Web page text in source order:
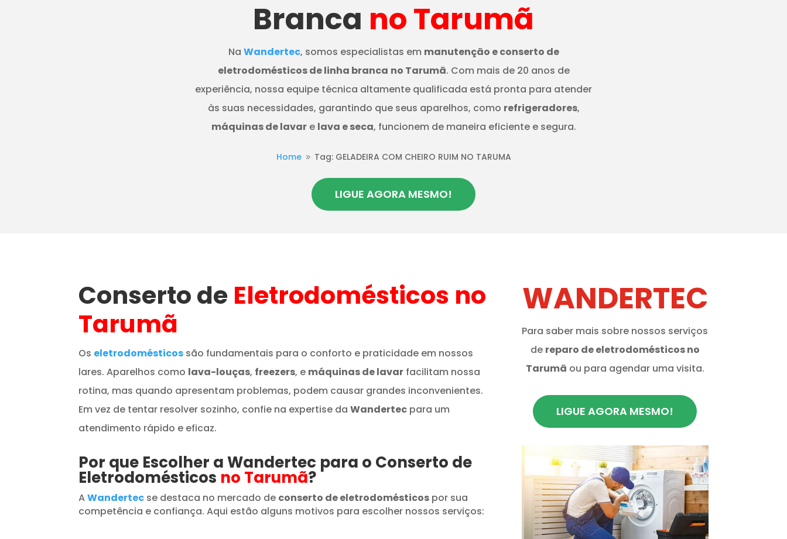
Branca no Tarumã
Na Wandertec, somos especialistas em manutenção e conserto de
eletrodomésticos de linha branca no Tarumã. Com mais de 20 anos de
experiência, nossa equipe técnica altamente qualificada está pronta para atender
às suas necessidades, garantindo que seus aparelhos, como refrigeradores,
máquinas de lavare lava e seca, funcionem de maneira eficiente e segura.
Home 9 Tag: GELADEIRA COM CHEIRO RUIM NO TARUMA
LIGUE AGORA MESMO!
Conserto de Eletrodomésticos no
Tarumã
Os eletrodomésticos são fundamentais para o conforto e praticidade em nossos
lares. Aparelhos como lava-louças, freezers, e máquinas de lavar facilitam nossa
rotina, mas quando apresentam problemas, podem causar grandes inconvenientes.
Em vez de tentar resolver sozinho, confie na expertise daWandertec para um
atendimento rápido e eficaz.
Por que Escolher a Wandertec para o Conserto de
Eletrodomésticos no Tarumã?
AWandertec se destaca no mercado de conserto de eletrodomésticos por sua
competência e confiança. Aqui estão alguns motivos para escolher nossos serviços:
WANDERTEC
Para saber mais sobre nossos serviços
de reparo de eletrodomésticos no
Tarumã ou para agendar uma visita.
LIGUE AGORA MESMO!